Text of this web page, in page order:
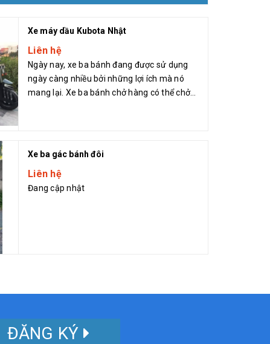
Xe máy dầu Kubota Nhật
Liên hệ
Ngày nay, xe ba bánh đang được sử dụng
ngày càng nhiều bởi những lợi ích mà nó
mang lại. Xe ba bánh chở hàng có thể chở
Xe ba gác bánh đôi
Liên hệ
Đang cập nhật
ĐĂNG KÝ